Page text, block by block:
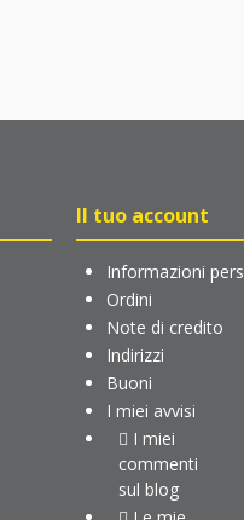
Il tuo account
Informazioni
Ordini
Note di credito
Indirizzi
Buoni
I miei avvisi
I miei
commenti
sul blog